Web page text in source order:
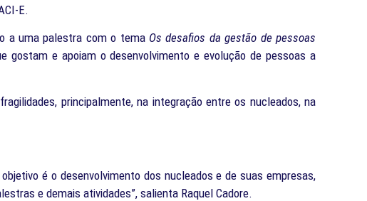
E.
a uma palestra com o tema Os desafios da gestão de pessoas
gostam e apoiam o desenvolvimento e evolução de pessoas a
principalmente, na integração entre os nucleados, na
é o desenvolvimento dos nucleados e de suas empresas,
e demais atividades”, salienta Raquel Cadore.